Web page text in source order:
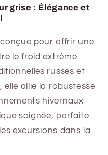
grise : Élégance et
pour offrir une
le froid extrême.
russes et
allie la robustesse
hivernaux
soignée, parfaite
excursions dans la